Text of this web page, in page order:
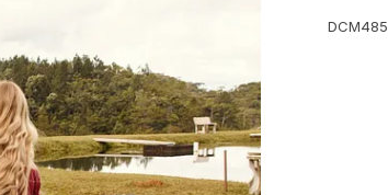
DCM485